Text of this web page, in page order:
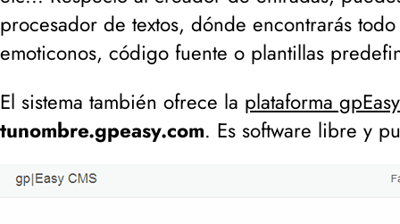
procesador de textos, dónde encontrarás
emoticonos, código fuente o plantillas
El sistema también ofrece la plataforma gpEasy
tunombre.gpeasy.com. Es software libre y